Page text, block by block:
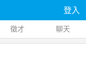
登入
徵才 聊天